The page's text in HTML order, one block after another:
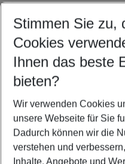
Ändern Sie Ihre Kriterien
Abflughafen wählen
Beliebiger Abflughafen
Reisezeitraum wählen
08.08.26– 06.08.27
2 Erwachsene
Mehr
Stimmen Sie zu,
Cookies
Ihnen das beste
bieten?
Wir verwenden Cookies
unsere Webseite für Sie
Dadurch können wir die
verstehen und
Inhalte, Angebote und